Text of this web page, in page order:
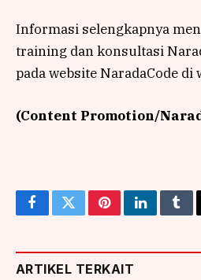
Informasi selengkapnya
training dan konsultasi
pada website NaradaCode di
(Content Promotion/
FacebookTwitterPinterestLinkedIn
ARTIKEL TERKAIT